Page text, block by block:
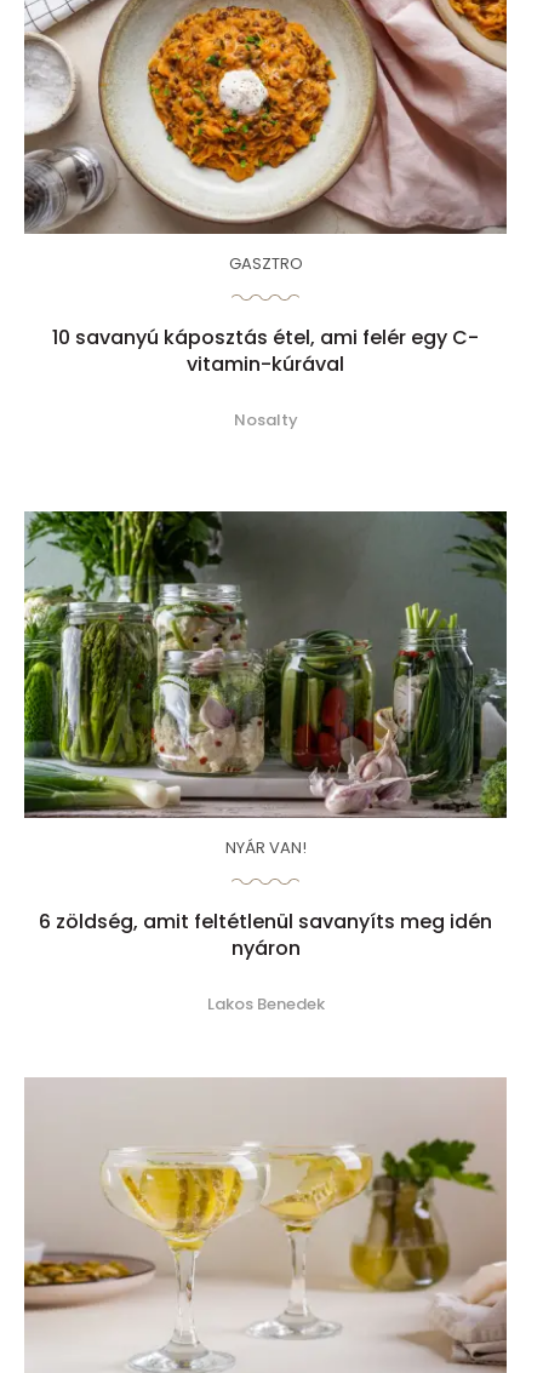
GASZTRO
10 savanyú káposztás étel, ami felér egy C-
vitamin-kúrával
Nosalty
NYÁR VAN!
6 zöldség, amit feltétlenül savanyíts meg idén
nyáron
Lakos Benedek